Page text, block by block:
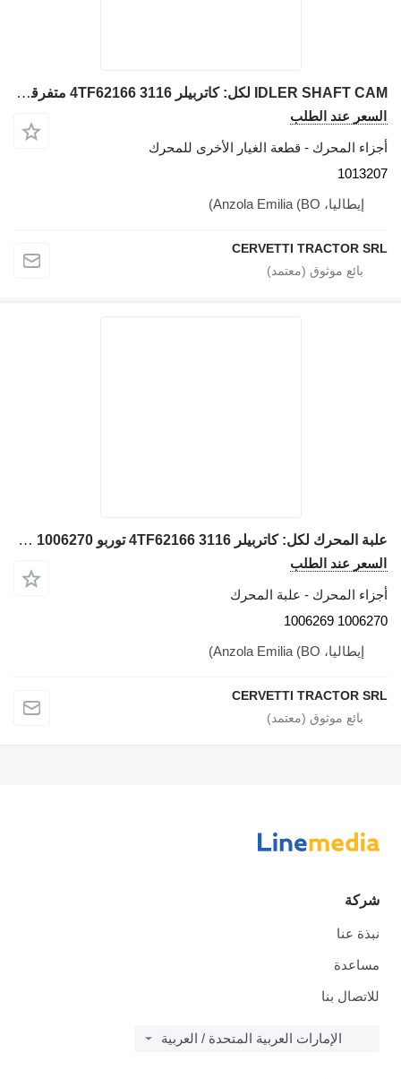
IDLER SHAFT CAM لكل: كاتربيلر 3116 4TF62166 متفرقات 1013207 لـ جرافة ذات عجلات Caterpillar 928G IT28G
السعر عند الطلب
أجزاء المحرك - قطعة الغيار الأخرى للمحرك
1013207
إيطاليا، Anzola Emilia (BO)
CERVETTI TRACTOR SRL
علبة المحرك لكل: كاتربيلر 3116 4TF62166 توربو 1006270 1006269 لـ جرافة ذات عجلات Caterpillar 928G IT28G
السعر عند الطلب
أجزاء المحرك - علبة المحرك
1006270 1006269
إيطاليا، Anzola Emilia (BO)
CERVETTI TRACTOR SRL
شركة
نبذة عنا
مساعدة
للاتصال بنا
الإمارات العربية المتحدة / العربية